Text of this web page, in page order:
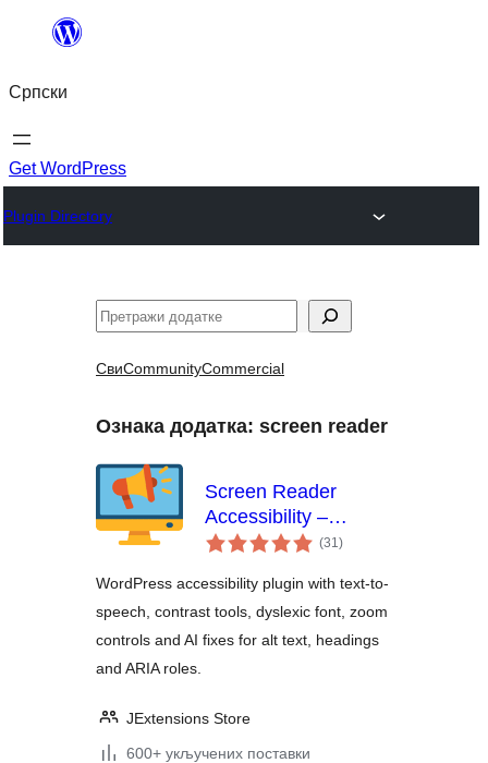
Скочи
садржај
Српски
Get WordPress
Plugin Directory
Претрага
СвиCommunityCommercial
Ознака додатка: screen reader
Screen Reader
Accessibility –
WCAG, Text-to-
Accessibility Fixes
(31укупних
оцена
)
WordPress accessibility plugin with text-to-
speech, contrast tools, dyslexic font, zoom
controls and AI fixes for alt text, headings
and ARIA roles.
JExtensions Store
600+ укључених поставки